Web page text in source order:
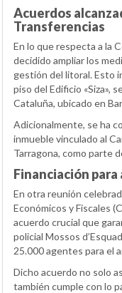
Acuerdos
Transferencias
En lo que respecta a la
decidido ampliar los
gestión del litoral. Esto
piso del Edificio «Siza»,
Cataluña, ubicado en
Adicionalmente, se ha
inmueble vinculado al
Tarragona, como parte
Financiación para
En otra reunión
Económicos y Fiscales
acuerdo crucial que
policial Mossos
25.000 agentes para el
Dicho acuerdo no solo
también cumple con lo